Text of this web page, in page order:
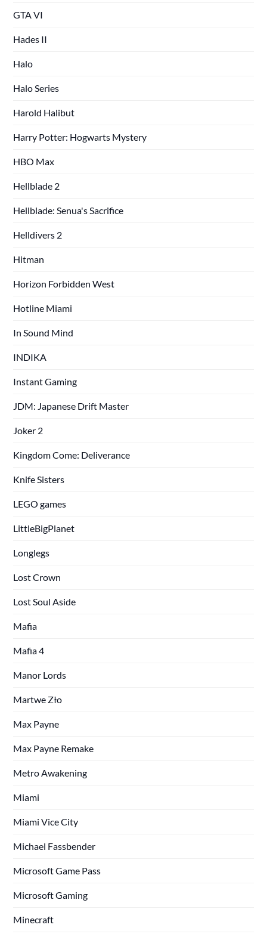
GTA VI
Hades II
Halo
Halo Series
Harold Halibut
Harry Potter: Hogwarts Mystery
HBO Max
Hellblade 2
Hellblade: Senua's Sacrifice
Helldivers 2
Hitman
Horizon Forbidden West
Hotline Miami
In Sound Mind
INDIKA
Instant Gaming
JDM: Japanese Drift Master
Joker 2
Kingdom Come: Deliverance
Knife Sisters
LEGO games
LittleBigPlanet
Longlegs
Lost Crown
Lost Soul Aside
Mafia
Mafia 4
Manor Lords
Martwe Zło
Max Payne
Max Payne Remake
Metro Awakening
Miami
Miami Vice City
Michael Fassbender
Microsoft Game Pass
Microsoft Gaming
Minecraft